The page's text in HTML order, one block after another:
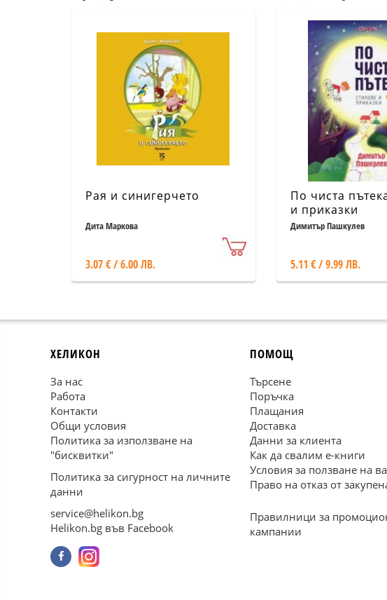
Рая и синигерчето
Дита Маркова
3.07 € / 6.00 ЛВ.
По чиста
и приказки
Димитър Пашкулев
5.11 € / 9.99 ЛВ.
ХЕЛИКОН
За нас
Работа
Контакти
Общи условия
Политика за използване на
"бисквитки"
Политика за сигурност на личните
данни
service@helikon.bg
Helikon.bg във Facebook
ПОМОЩ
Търсене
Поръчка
Плащания
Доставка
Данни за клиента
Как да свалим е-книги
Условия за ползване на
Право на отказ от
Правилници за
кампании